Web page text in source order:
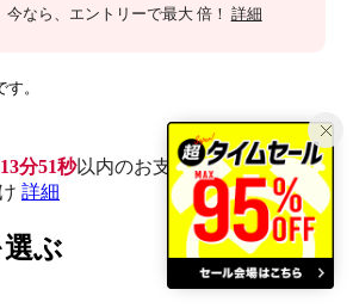
今なら 、エントリーで最大 倍！ 詳細
す。
分50秒以内のお支払いで
詳細
ぶ